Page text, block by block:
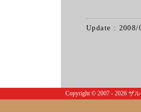
Update :
Copyright © 2007 - 2026 ザ